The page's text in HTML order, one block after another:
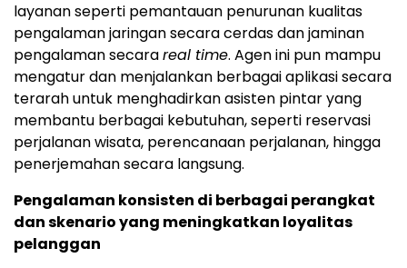
layanan seperti pemantauan penurunan kualitas
pengalaman jaringan secara cerdas dan jaminan
pengalaman secarareal time. Agen ini pun mampu
mengatur dan menjalankan berbagai aplikasi secara
terarah untuk menghadirkan asisten pintar yang
membantu berbagai kebutuhan, seperti reservasi
perjalanan wisata, perencanaan perjalanan, hingga
penerjemahan secara langsung.
Pengalaman konsisten di berbagai perangkat
dan skenario yang meningkatkan loyalitas
pelanggan